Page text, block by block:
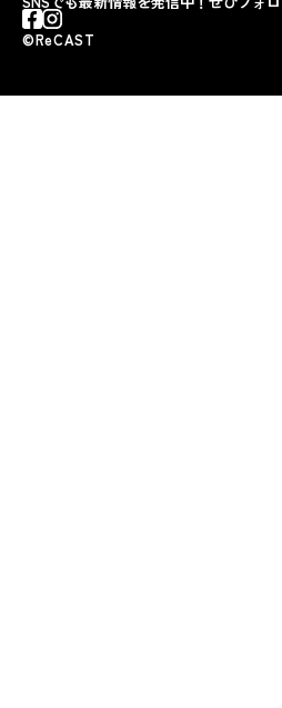
©︎ReCAST